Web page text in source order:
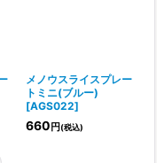
メノウスライスプレー
トミニ(ブルー)
[AGS022]
660 円(税込)